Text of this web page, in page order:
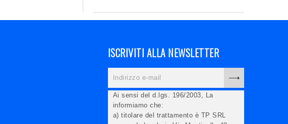
ISCRIVITI ALLA NEWSLETTER
Ai sensi del d.lgs. 196/2003, La
informiamo che:
a) titolare del trattamento è TP SRL